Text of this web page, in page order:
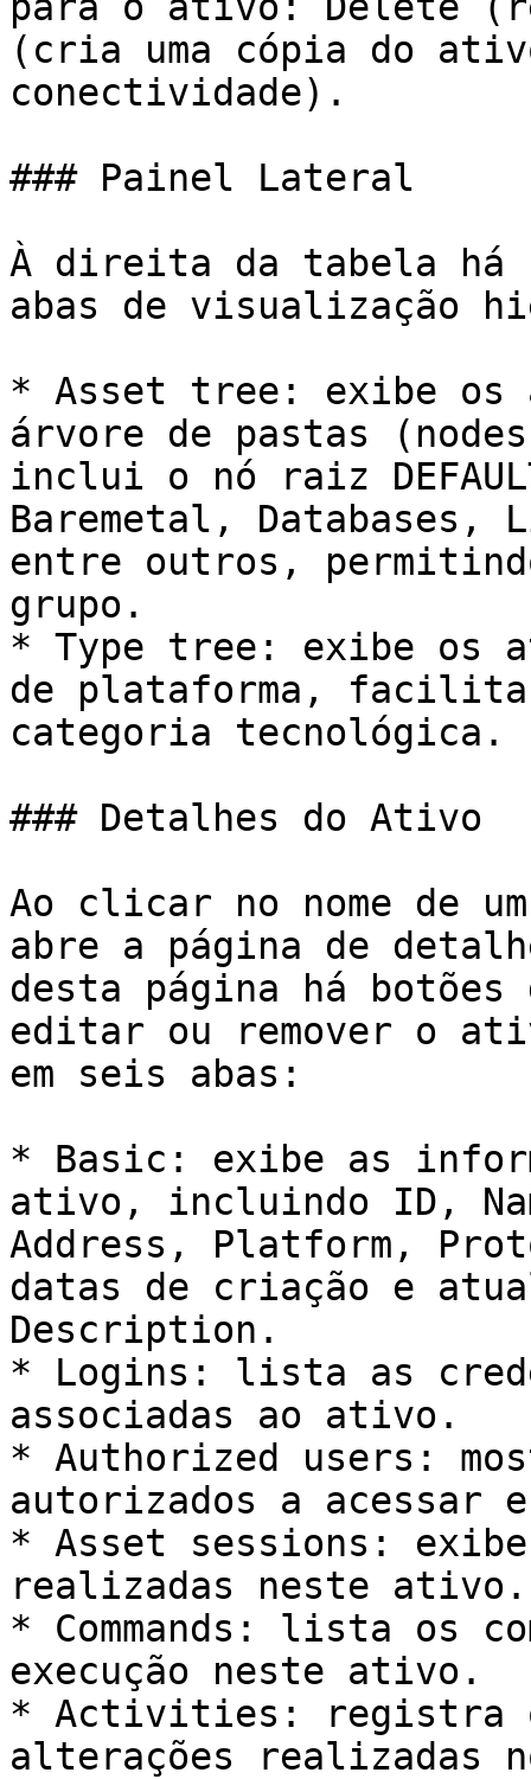
(cria uma cópia do
conectividade).
### Painel Lateral
À direita da tabela há
abas de visualização
* Asset tree: exibe os
árvore de pastas
inclui o nó raiz
Baremetal, Databases,
entre outros,
grupo.
* Type tree: exibe os
de plataforma,
categoria tecnológica.
### Detalhes do Ativo
Ao clicar no nome de
abre a página de
desta página há
editar ou remover o
em seis abas:
* Basic: exibe as
ativo, incluindo ID,
Address, Platform,
datas de criação e
Description.
* Logins: lista as
associadas ao ativo.
* Authorized users:
autorizados a acessar
* Asset sessions:
realizadas neste ativo.
* Commands: lista os
execução neste ativo.
* Activities: registra
alterações realizadas